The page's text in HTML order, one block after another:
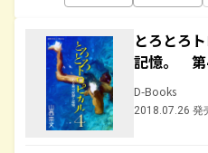
とろとろ
記憶。 第
D-Books
2018.07.26 発